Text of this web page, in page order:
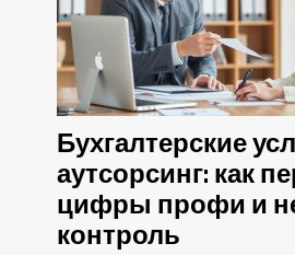
Бухгалтерские
аутсорсинг: как
цифры профи и
контроль